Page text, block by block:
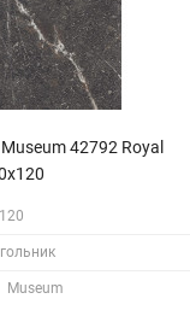
42792 Royal
Museum